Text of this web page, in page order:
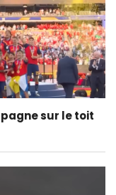
sur le toit